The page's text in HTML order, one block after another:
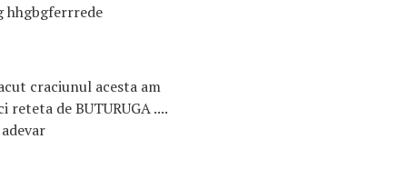
hhgbgferrrede
craciunul acesta am
de BUTURUGA ....